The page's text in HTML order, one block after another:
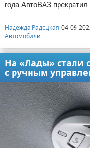
года АвтоВАЗ прекратил
Надежда Радецкая 04-09-
Автомобили
На «Лады» стали
с ручным